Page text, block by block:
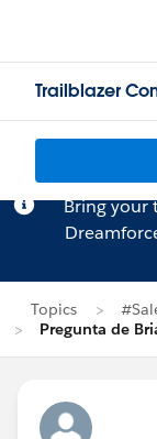
Trailblazer
Bring your
Topics
Pregunta de